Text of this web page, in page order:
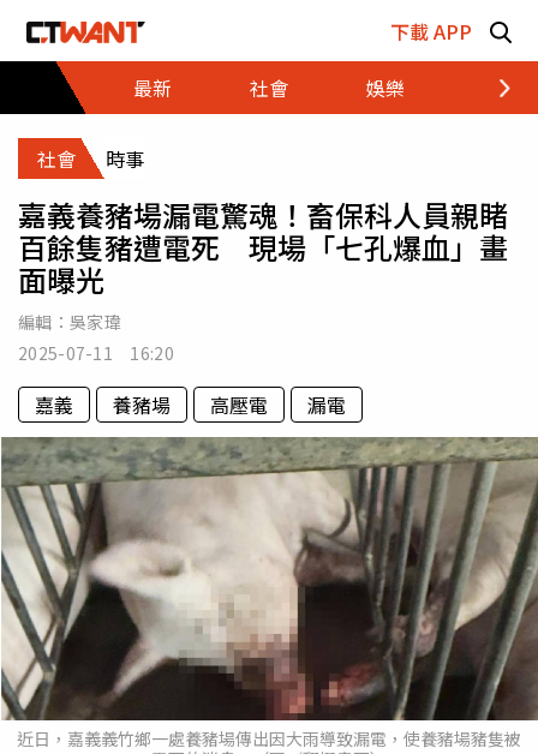
下載 APP
最新
社會 娛樂 財經
社會 時事
嘉義養豬場漏電驚魂！畜保科人員親睹
百餘隻豬遭電死 現場「七孔爆血」畫
面曝光
編輯： 吳家瑋
2025-07-11 16:20
嘉義 養豬場 高壓電 漏電
近日，嘉義義竹鄉一處養豬場傳出因大雨導致漏電，使養豬場豬隻被